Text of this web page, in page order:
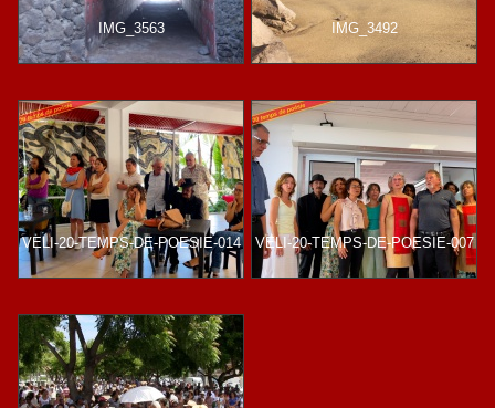
IMG_3563 IMG_3492
VELI-20-TEMPS-DE-POESIE-014 VELI-20-TEMPS-DE-POESIE-007